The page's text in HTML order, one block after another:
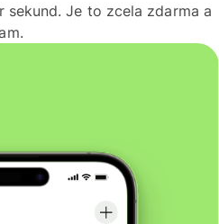
sekund. Je to zcela zdarma a